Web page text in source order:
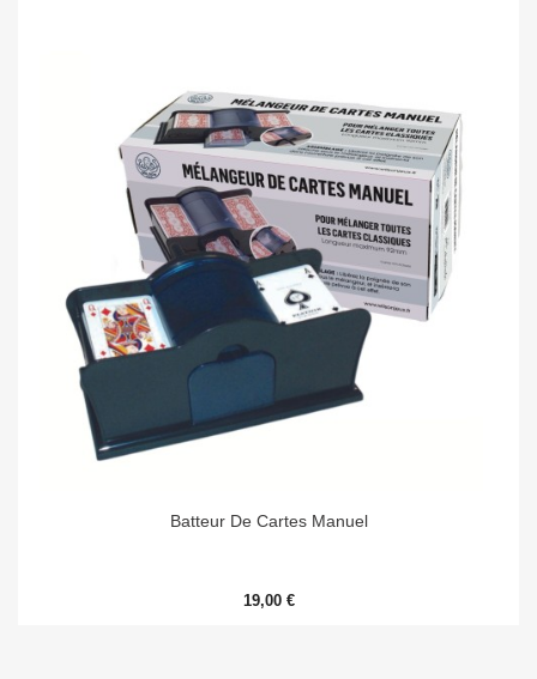
Batteur De Cartes Manuel
19,00 €